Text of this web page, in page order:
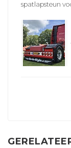
spatlapsteun